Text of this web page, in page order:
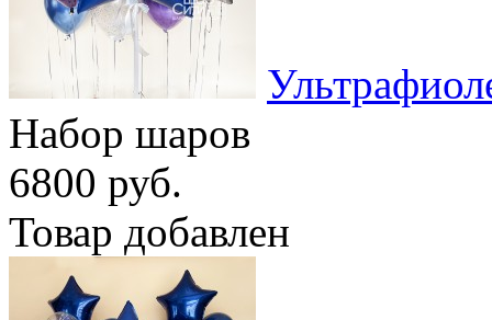
Набор шаров
6800 руб.
Товар добавлен